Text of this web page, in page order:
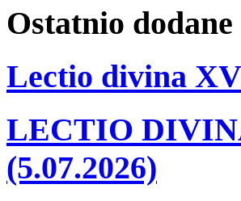
Ostatnio dodane
Lectio divina
LECTIO
(5.07.2026)